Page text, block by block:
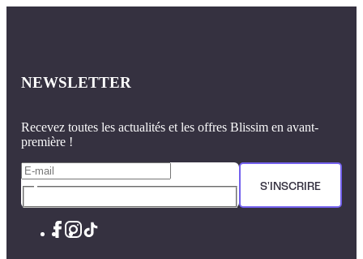
NEWSLETTER
Recevez toutes les actualités et les offres Blissim en avant-
première !
S'INSCRIRE